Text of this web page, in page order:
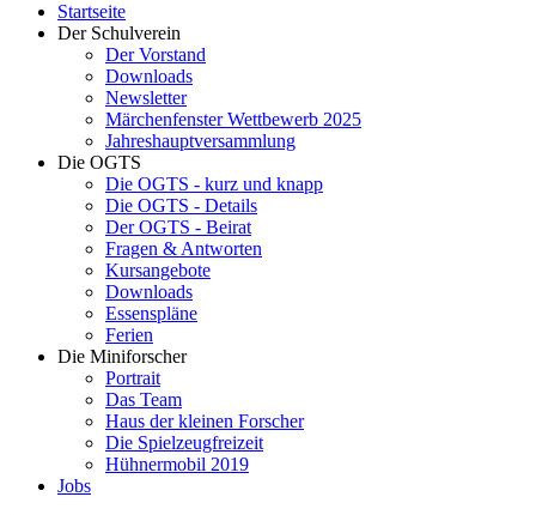
Startseite
Der Schulverein
Der Vorstand
Downloads
Newsletter
Märchenfenster Wettbewerb 2025
Jahreshauptversammlung
Die OGTS
Die OGTS - kurz und knapp
Die OGTS - Details
Der OGTS - Beirat
Fragen & Antworten
Kursangebote
Downloads
Essenspläne
Ferien
Die Miniforscher
Portrait
Das Team
Haus der kleinen Forscher
Die Spielzeugfreizeit
Hühnermobil 2019
Jobs